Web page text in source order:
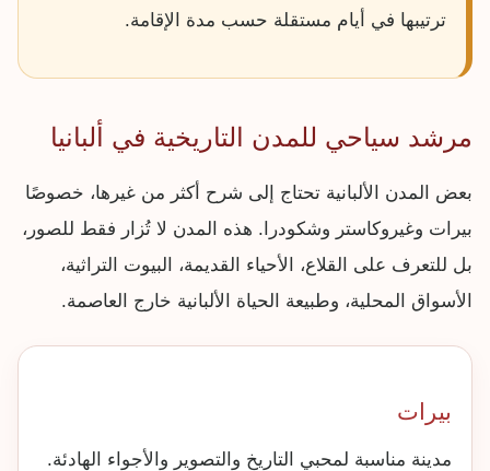
ترتيبها في أيام مستقلة حسب مدة الإقامة.
مرشد سياحي للمدن التاريخية في ألبانيا
بعض المدن الألبانية تحتاج إلى شرح أكثر من غيرها، خصوصًا
بيرات وغيروكاستر وشكودرا. هذه المدن لا تُزار فقط للصور،
بل للتعرف على القلاع، الأحياء القديمة، البيوت التراثية،
الأسواق المحلية، وطبيعة الحياة الألبانية خارج العاصمة.
بيرات
مدينة مناسبة لمحبي التاريخ والتصوير والأجواء الهادئة.